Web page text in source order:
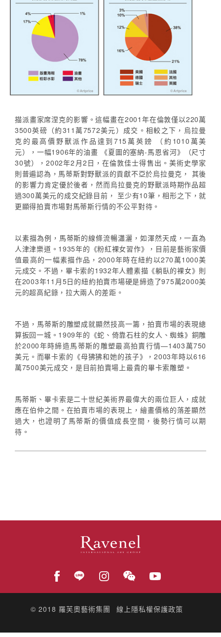
描派畫家席涅克的影響。這幅畫在2001年在倫敦僅以220萬
3500英磅（約311萬7572美元）成交。相較之下，烏拉曼
克的最高價野獸派作品達到715萬英鎊 （約1010萬美
元），一幅1906年的油畫 《夏圖的塞納-馬恩省河》（尺寸
30號），2002年2月2日，在倫敦佳士得售出。美術史學家
則普遍認為，馬蒂斯對野獸派的貢獻不亞於烏拉曼克， 其後
的影響力肯定優於後者，然而烏拉曼克的野獸派時期作品超
過300萬美元的成交紀錄目前， 至少有10筆，相形之下，就
更顯得拍賣市場對馬蒂斯行情的不公平對待。
以素描為例，馬蒂斯的線條流暢瀟灑，如渾然天成，一直為
人津津樂道。1935年的《粉紅裸女習作》，目前是藝術家價
值最高的一幅素描作品，2000年時在紐約以270萬1000美
元成交。不過，畢卡索的1932年人體素描《躺臥的裸女》則
在2003年11月5日的紐約拍賣市場硬是締造了975萬2000美
元的超高紀錄，拉大兩人的差距。
不過，馬蒂斯的雕塑成就顯然技高一籌，拍賣市場的表現總
算扳回一城。1909年的《蛇、倚靠石柱的女人、蜘蛛》銅雕
於2000年時締造馬蒂斯的雕塑最高拍賣行情—1403萬750
美元。而畢卡索的《母狒狒和她的孩子》，2003年時以616
萬7500美元成交，是目前拍賣場上最貴的畢卡索雕塑。
馬蒂斯、畢卡索是二十世紀美術界最偉大的兩位巨人，成就
應在伯仲之間。在拍賣市場的表現上，繪畫價格的落差顯然
過大，也證明了馬蒂斯的價值成長空間，後勢行情可以期
待。
© 2018 羅芙奧藝術集團 線上隱私權保護政策